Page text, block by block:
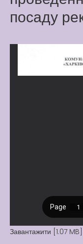
посаду
Завантажити [1.07 MB]